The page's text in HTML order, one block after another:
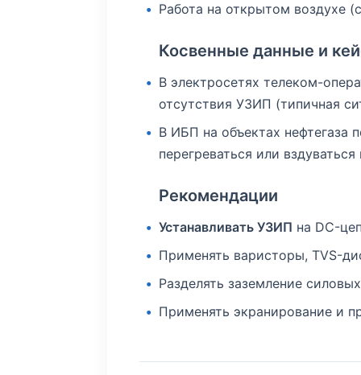
Работа на открытом воздухе
Косвенные данные и
В электросетях телеком-
отсутствия УЗИП (типичная
В ИБП на объектах нефтегаза
перегреваться или
Рекомендации
Устанавливать УЗИП на DC-
Применять варисторы, TVS-
Разделять заземление
Применять экранирование и